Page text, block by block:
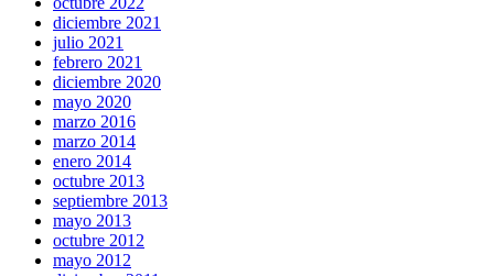
diciembre 2021
julio 2021
febrero 2021
diciembre 2020
mayo 2020
marzo 2016
marzo 2014
enero 2014
octubre 2013
septiembre 2013
mayo 2013
octubre 2012
mayo 2012